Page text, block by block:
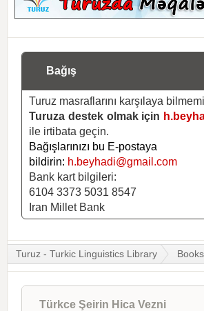
Bağış
Turuz masraflarını karşılaya
Turuza destek olmak için
ile irtibata geçin.
Bağışlarınızı bu E-postaya
bildirin: h.beyhadi@gmail.com
Bank kart bilgileri:
6104 3373 5031 8547
Iran Millet Bank
Turuz - Turkic Linguistics Library Books
Türkce Şeirin Hica Vezni